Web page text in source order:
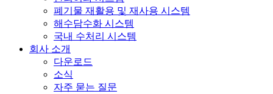
폐기물 재활용 및 재사용 시스템
해수담수화 시스템
국내 수처리 시스템
회사 소개
다운로드
소식
자주 묻는 질문